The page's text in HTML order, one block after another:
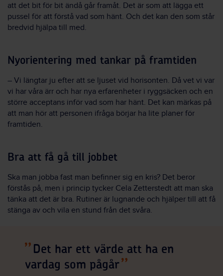
att det bit för bit ändå går framåt. Det är som att lägga ett
pussel för att förstå vad som hänt. Och det kan den som står
bredvid hjälpa till med.
Nyorientering med tankar på framtiden
– Vi längtar ju efter att se ljuset vid horisonten. Då vet vi var
vi har våra ärr och har nya erfarenheter i ryggsäcken och en
större acceptans inför vad som har hänt. Det kan märkas på
att man hör att personen ifråga börjar ha lite planer för
framtiden.
Bra att få gå till jobbet
Ska man jobba fast man befinner sig en kris? Det beror
förstås på, men i princip tycker Cela Zetterstedt att man ska
tänka att det är bra. Rutiner är lugnande och hjälper till att få
stänga av och vila en stund från det svåra.
Det har ett värde att ha en
vardag som pågår